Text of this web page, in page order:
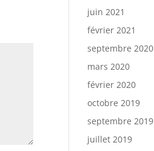
juin 2021
février 2021
septembre 2020
mars 2020
février 2020
octobre 2019
septembre 2019
juillet 2019